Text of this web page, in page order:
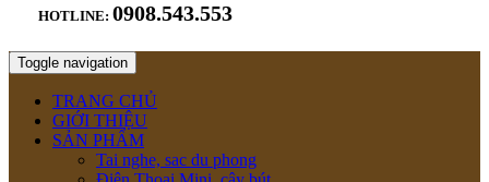
HOTLINE:0908.543.553
Toggle navigation
TRANG CHỦ
GIỚI THIỆU
SẢN PHẨM
Tai nghe, sac du phong